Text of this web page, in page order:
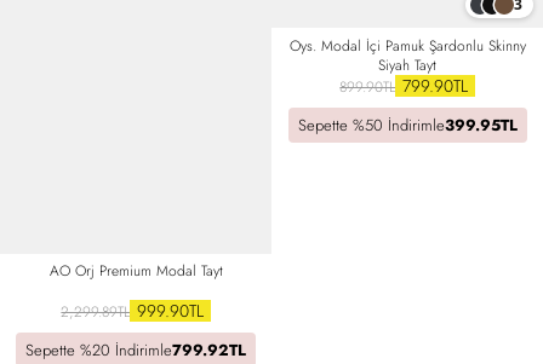
AO Orj Premium Modal Tayt
2,299.89TL 999.90TL
Sepette %20 İndirimle799.92TL
3
Oys. Modal İçi Pamuk Şardonlu Skinny
Siyah Tayt
899.90TL 799.90TL
Sepette %50 İndirimle399.95TL